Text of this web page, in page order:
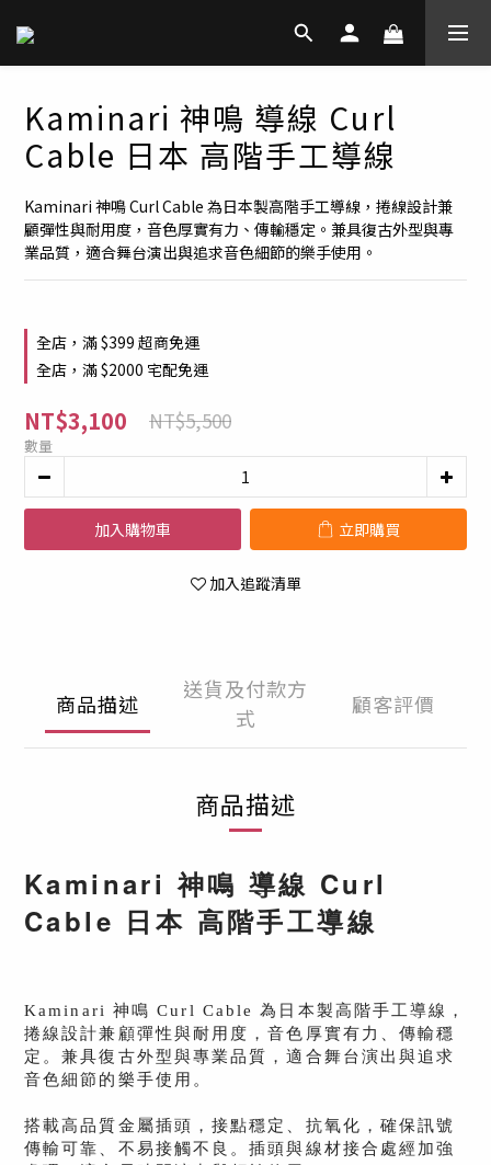
Kaminari 神鳴 導線 Curl
Cable 日本 高階手工導線
Kaminari 神鳴 Curl Cable 為日本製高階手工導線，捲線設計兼
顧彈性與耐用度，音色厚實有力、傳輸穩定。兼具復古外型與專
業品質，適合舞台演出與追求音色細節的樂手使用。
全店，滿 $399 超商免運
全店，滿 $2000 宅配免運
NT$3,100 NT$5,500
數量
加入購物車 立即購買
加入追蹤清單
商品描述
送貨及付款方
式
顧客評價
商品描述
Kaminari 神鳴 導線 Curl
Cable 日本 高階手工導線
Kaminari 神鳴 Curl Cable 為日本製高階手工導線，
捲線設計兼顧彈性與耐用度，音色厚實有力、傳輸穩
定。兼具復古外型與專業品質，適合舞台演出與追求
音色細節的樂手使用。
搭載高品質金屬插頭，接點穩定、抗氧化， 確保訊號
傳輸可靠、不易接觸不良。插頭與線材接合處經加強